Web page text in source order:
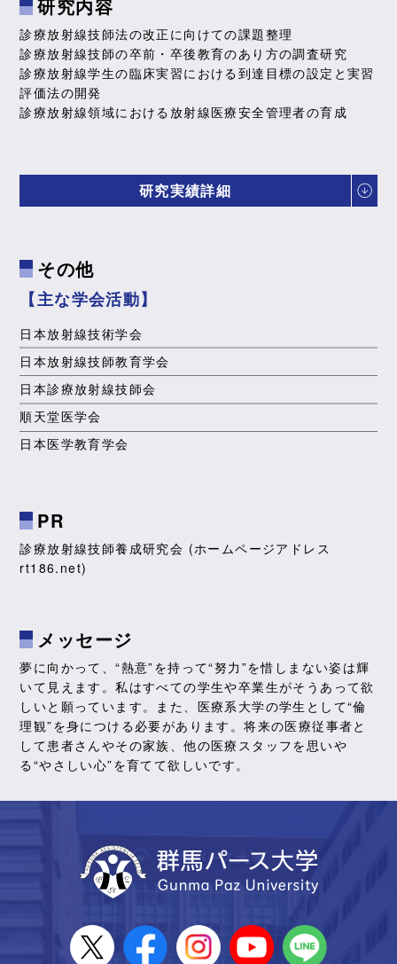
研究内容
診療放射線技師法の改正に向けての課題整理
診療放射線技師の卒前・卒後教育のあり方の調査研究
診療放射線学生の臨床実習における到達目標の設定と実習
評価法の開発
診療放射線領域における放射線医療安全管理者の育成
研究実績詳細
その他
【主な学会活動】
日本放射線技術学会
日本放射線技師教育学会
日本診療放射線技師会
順天堂医学会
日本医学教育学会
PR
診療放射線技師養成研究会 (ホームページアドレス
rt186.net)
メッセージ
夢に向かって、“熱意”を持って“努力”を惜しまない姿は輝
いて見えます。私はすべての学生や卒業生がそうあって欲
しいと願っています。また、医療系大学の学生として“倫
理観”を身につける必要があります。将来の医療従事者と
して患者さんやその家族、他の医療スタッフを思いや
る“やさしい心”を育てて欲しいです。